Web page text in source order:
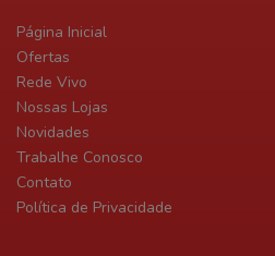
Página Inicial
Ofertas
Rede Vivo
Nossas Lojas
Novidades
Trabalhe Conosco
Contato
Política de Privacidade